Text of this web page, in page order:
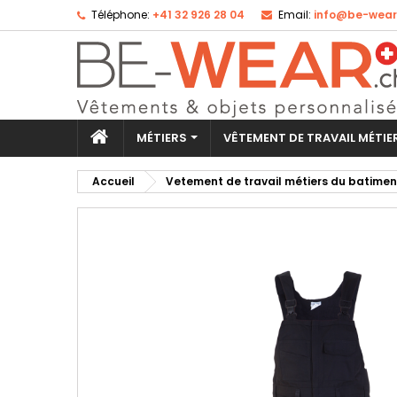
Téléphone: +41 32 926 28 04 Email: info@be-
MÉTIERS VÊTEMENT DE TRAVAIL
Accueil Vetement de travail métiers du